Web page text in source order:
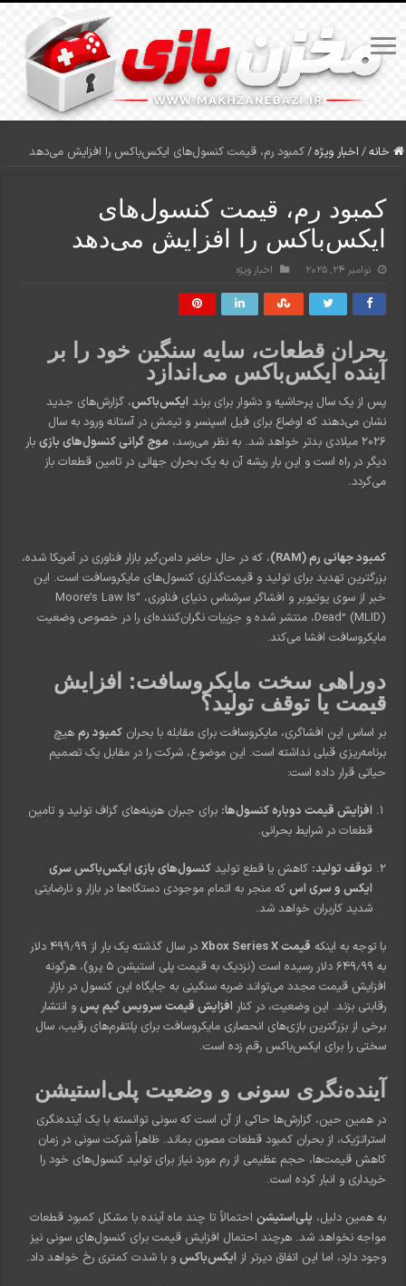
خانه/ اخبار ویژه/کمبود رم، قیمت کنسول‌های ایکس‌باکس را افزایش می‌دهد
کمبود رم، قیمت کنسول‌های
ایکس‌باکس را افزایش می‌دهد
نوامبر 24, 2025 اخبار ویژه
بحران قطعات، سایه سنگین خود را بر
آینده ایکس‌باکس می‌اندازد
پس از یک سال پرحاشیه و دشوار برای برند ایکس‌باکس، گزارش‌های جدید
نشان می‌دهند که اوضاع برای فیل اسپنسر و تیمش در آستانه ورود به سال
۲۰۲۶ میلادی بدتر خواهد شد. به نظر می‌رسد،
موج گرانی کنسول‌های بازی بار
دیگر در راه است و این بار ریشه آن به یک بحران جهانی در تامین قطعات باز
می‌گردد.
کمبود جهانی رم (RAM)
، که در حال حاضر دامن‌گیر بازار فناوری در آمریکا شده،
بزرگترین تهدید برای تولید و قیمت‌گذاری کنسول‌های مایکروسافت است. این
خبر از سوی یوتیوبر و افشاگر سرشناس دنیای فناوری، “Moore’s Law Is
Dead” (MLID)، منتشر شده و جزییات نگران‌کننده‌ای را در خصوص وضعیت
مایکروسافت افشا می‌کند.
دوراهی سخت مایکروسافت: افزایش
قیمت یا توقف تولید؟
بر اساس این افشاگری، مایکروسافت برای مقابله با بحرانکمبود رم هیچ
برنامه‌ریزی قبلی نداشته است. این موضوع، شرکت را در مقابل یک تصمیم
حیاتی قرار داده است:
افزایش قیمت دوباره کنسول‌ها: برای جبران هزینه‌های گزاف تولید و تامین
قطعات در شرایط بحرانی.
توقف تولید: کاهش یا قطع تولیدکنسول‌های بازی ایکس‌باکس سری
ایکس و سری اس که منجر به اتمام موجودی دستگاه‌ها در بازار و نارضایتی
شدید کاربران خواهد شد.
با توجه به اینکه قیمت Xbox Series X
در سال گذشته یک بار از ۴۹۹٫۹۹ دلار
به ۶۴۹٫۹۹ دلار رسیده است (نزدیک به قیمت پلی استیشن ۵ پرو)، هرگونه
افزایش قیمت مجدد می‌تواند ضربه سنگینی به جایگاه این کنسول در بازار
رقابتی بزند. این وضعیت، در کنار افزایش قیمت سرویس گیم پس و انتشار
برخی از بزرگترین بازی‌های انحصاری مایکروسافت برای پلتفرم‌های رقیب، سال
سختی را برای ایکس‌باکس رقم زده است.
آینده‌نگری سونی و وضعیت پلی‌استیشن
در همین حین، گزارش‌ها حاکی از آن است که سونی توانسته با یک آینده‌نگری
استراتژیک، از بحران کمبود قطعات مصون بماند. ظاهراً شرکت سونی در زمان
کاهش قیمت‌ها، حجم عظیمی از رم مورد نیاز برای تولید کنسول‌های خود را
خریداری و انبار کرده است.
به همین دلیل، پلی‌استیشن احتمالاً تا چند ماه آینده با مشکل کمبود قطعات
مواجه نخواهد شد. هرچند احتمال افزایش قیمت برای کنسول‌های سونی نیز
وجود دارد، اما این اتفاق دیرتر از ایکس‌باکس و با شدت کمتری رخ خواهد داد.